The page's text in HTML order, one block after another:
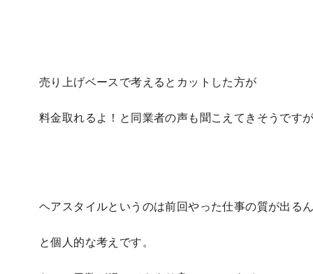
売り上げベースで考えるとカットした方が
料金取れるよ！と同業者の声も聞こえてきそうで
ヘアスタイルというのは前回やった仕事の質が出
と個人的な考えです。